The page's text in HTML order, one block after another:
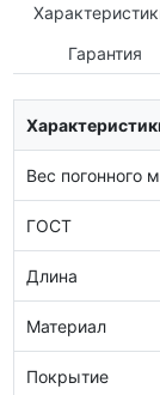
Гарантия
Вес погонного
ГОСТ
Длина
Материал
Покрытие